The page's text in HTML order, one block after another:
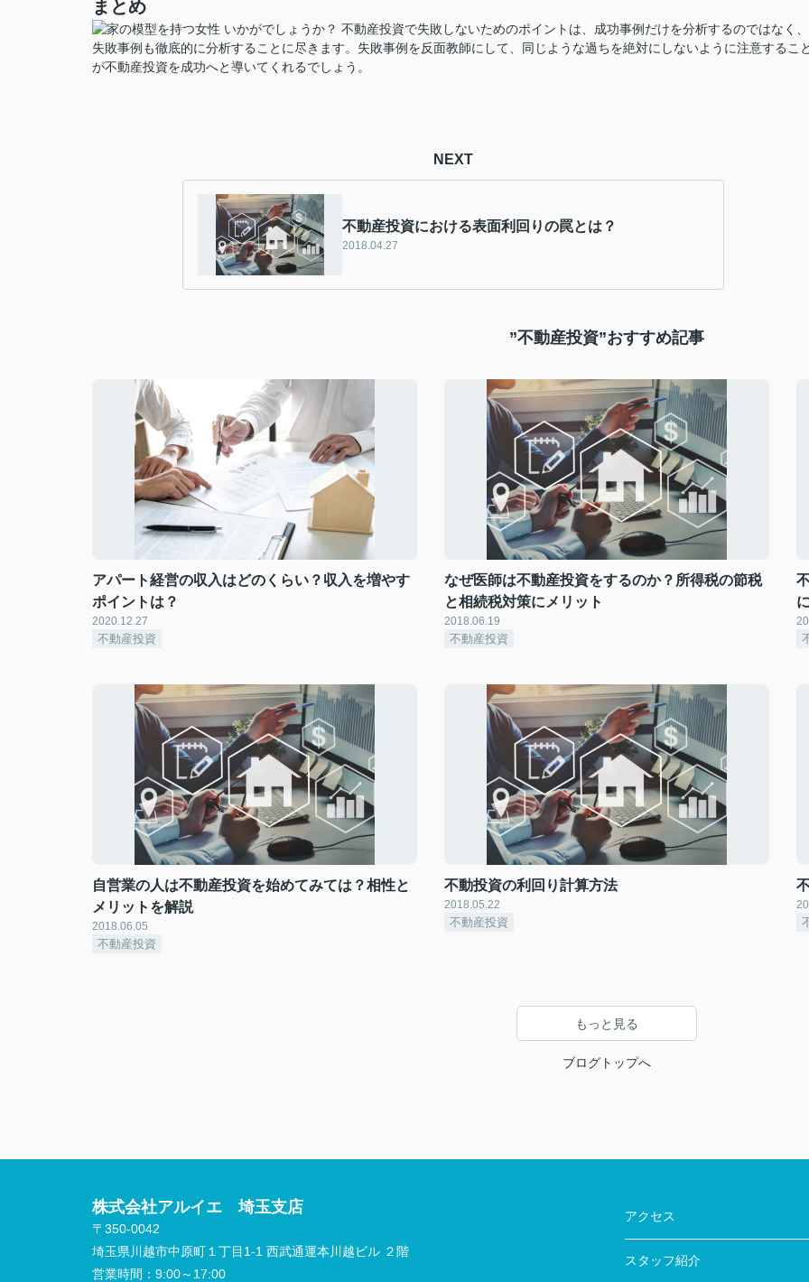
まとめ
いかがでしょうか？ 不動産投資で失敗しないためのポイントは、成功事例だけを分析するのではなく、
失敗事例も徹底的に分析することに尽きます。失敗事例を反面教師にして、同じような過ちを絶対にしないように注意すること
が不動産投資を成功へと導いてくれるでしょう。
NEXT
不動産投資における表面利回りの罠とは？
2018.04.27
”不動産投資”おすすめ記事
アパート経営の収入はどのくらい？収入を増やす
ポイントは？
2020.12.27
不動産投資
なぜ医師は不動産投資をするのか？所得税の節税
と相続税対策にメリット
2018.06.19
不動産投資
自営業の人は不動産投資を始めてみては？相性と
メリットを解説
2018.06.05
不動産投資
不動投資の利回り計算方法
2018.05.22
不動産投資
もっと見る
ブログトップへ
株式会社アルイエ 埼玉支店
〒350-0042
埼玉県川越市中原町１丁目1-1 西武通運本川越ビル ２階
営業時間： 9:00～17:00
アクセス
スタッフ紹介